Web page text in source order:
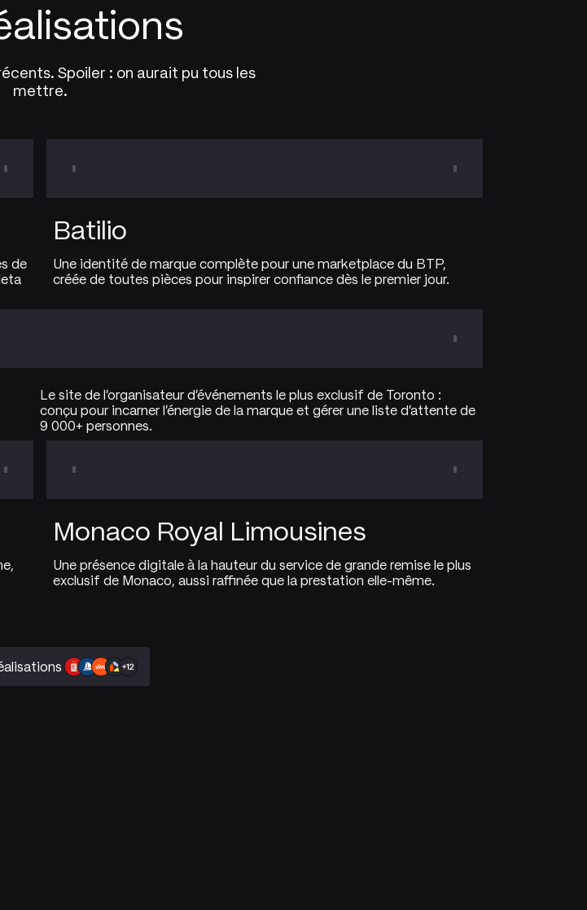
Spoiler : on aurait pu tous les
mettre.
de
Batilio
Une identité de marque complète pour une marketplace du BTP,
créée de toutes pièces pour inspirer confiance dès le premier jour.
Le site de l'organisateur d'événements le plus exclusif de Toronto :
conçu pour incarner l'énergie de la marque et gérer une liste d'attente de
9 000+ personnes.
Monaco Royal Limousines
Une présence digitale à la hauteur du service de grande remise le plus
exclusif de Monaco, aussi raffinée que la prestation elle-même.